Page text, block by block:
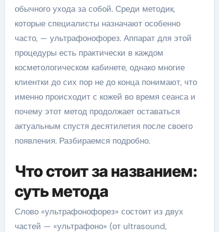
обычного ухода за собой. Среди методик,
которые специалисты назначают особенно
часто, — ультрафонофорез. Аппарат для этой
процедуры есть практически в каждом
косметологическом кабинете, однако многие
клиентки до сих пор не до конца понимают, что
именно происходит с кожей во время сеанса и
почему этот метод продолжает оставаться
актуальным спустя десятилетия после своего
появления. Разбираемся подробно.
Что стоит за названием:
суть метода
Слово «ультрафонофорез» состоит из двух
частей — «ультрафоно» (от ultrasound,